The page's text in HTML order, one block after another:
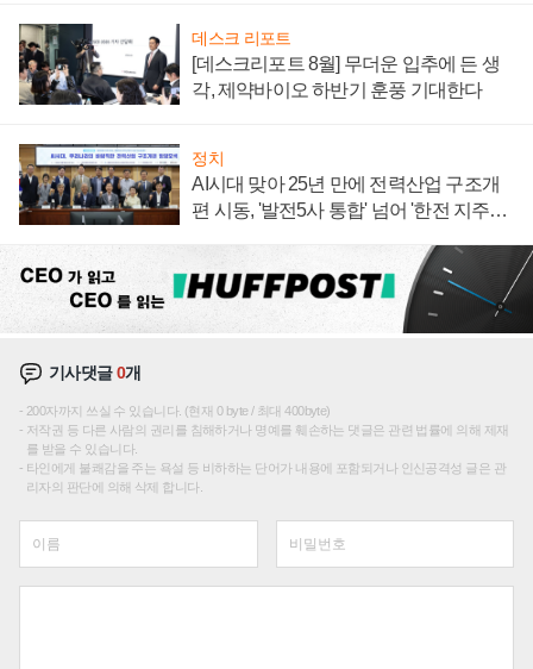
데스크 리포트
[데스크리포트 8월] 무더운 입추에 든 생
각, 제약바이오 하반기 훈풍 기대한다
정치
AI시대 맞아 25년 만에 전력산업 구조개
편 시동, '발전5사 통합' 넘어 '한전 지주사'
기사댓글0개
200자까지 쓰실 수 있습니다. (현재 0 byte / 최대 400byte)
저작권 등 다른 사람의 권리를 침해하거나 명예를 훼손하는 댓글은 관련 법률에 의해 제재
를 받을 수 있습니다.
타인에게 불쾌감을 주는 욕설 등 비하하는 단어가 내용에 포함되거나 인신공격성 글은 관
리자의 판단에 의해 삭제 합니다.